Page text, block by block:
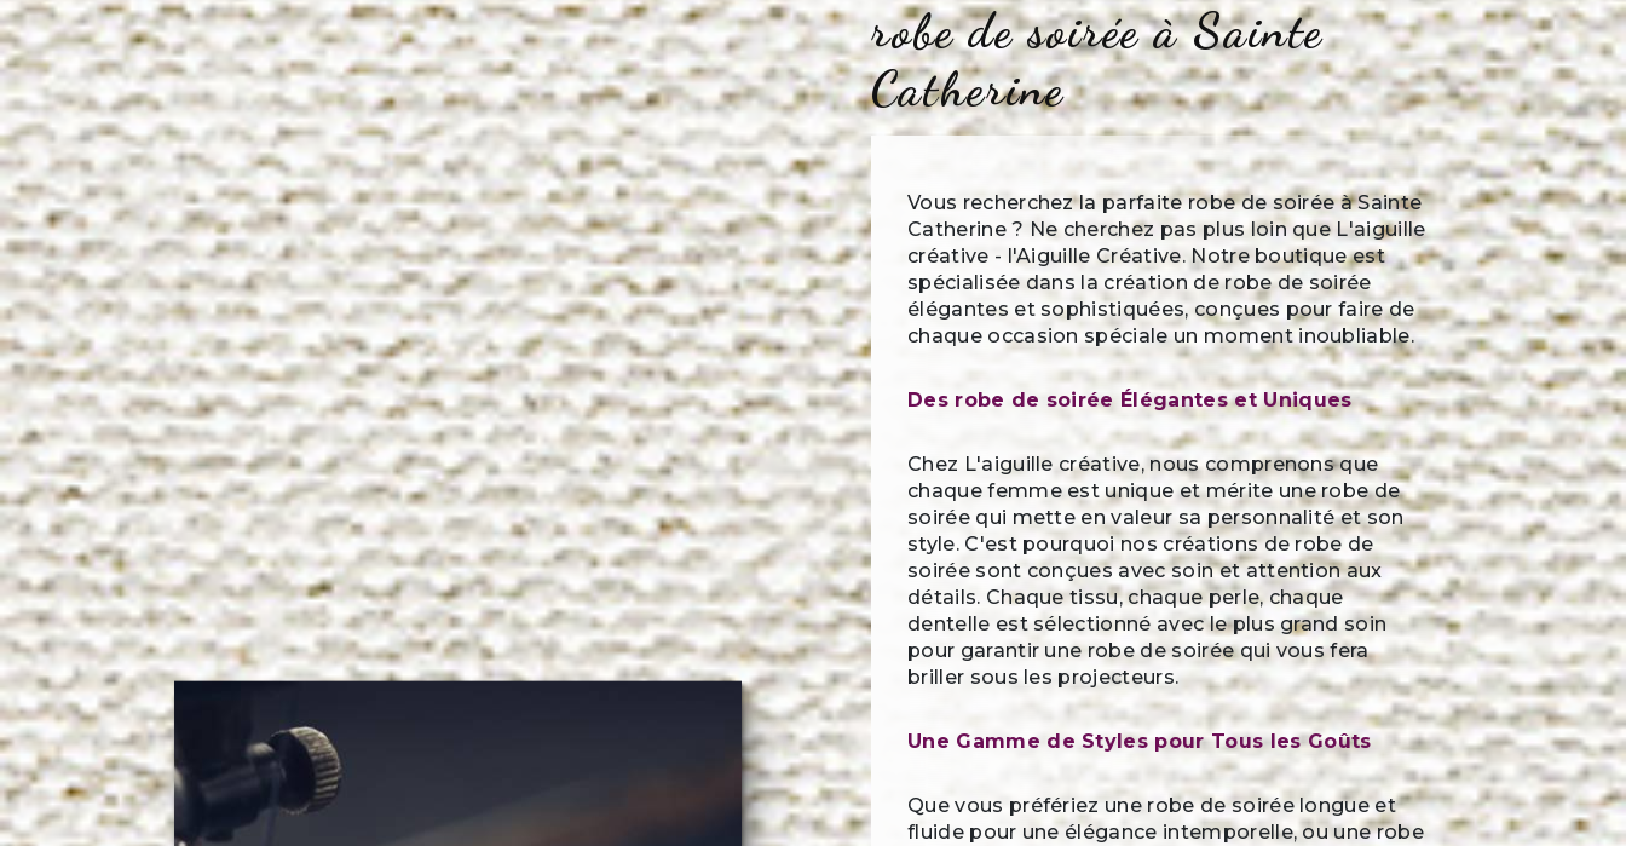
robe de soirée à Sainte
Catherine
Vous recherchez la parfaite robe de soirée à Sainte
Catherine ? Ne cherchez pas plus loin que L'aiguille
créative - l'Aiguille Créative. Notre boutique est
spécialisée dans la création de robe de soirée
élégantes et sophistiquées, conçues pour faire de
chaque occasion spéciale un moment inoubliable.
Des robe de soirée Élégantes et Uniques
Chez L'aiguille créative, nous comprenons que
chaque femme est unique et mérite une robe de
soirée qui mette en valeur sa personnalité et son
style. C'est pourquoi nos créations de robe de
soirée sont conçues avec soin et attention aux
détails. Chaque tissu, chaque perle, chaque
dentelle est sélectionné avec le plus grand soin
pour garantir une robe de soirée qui vous fera
briller sous les projecteurs.
Une Gamme de Styles pour Tous les Goûts
Que vous préfériez une robe de soirée longue et
fluide pour une élégance intemporelle, ou une robe